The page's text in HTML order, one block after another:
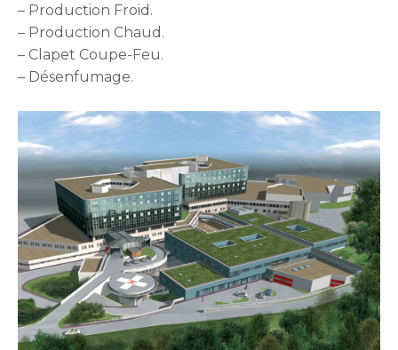
– Production Froid.
– Production Chaud.
– Clapet Coupe-Feu.
– Désenfumage.